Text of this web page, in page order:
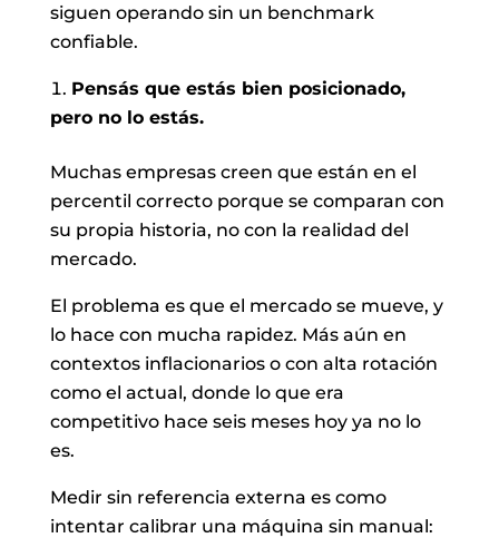
siguen operando sin un benchmark
confiable.
Pensás que estás bien posicionado,
pero no lo estás.
Muchas empresas creen que están en el
percentil correcto porque se comparan con
su propia historia, no con la realidad del
mercado.
El problema es que el mercado se mueve, y
lo hace con mucha rapidez. Más aún en
contextos inflacionarios o con alta rotación
como el actual, donde lo que era
competitivo hace seis meses hoy ya no lo
es.
Medir sin referencia externa es como
intentar calibrar una máquina sin manual: